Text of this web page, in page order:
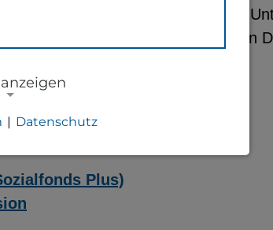
Zugriff auf qualitativ geprüftes
Software. Neben dem Erwerb
Plus)
Session-Verwaltung und
der Seite (immer
| Datenschutz